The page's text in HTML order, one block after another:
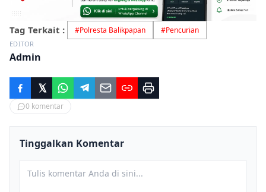
Tag Terkait : #Polresta Balikpapan #Pencurian
EDITOR
Admin
0 komentar
Tinggalkan Komentar